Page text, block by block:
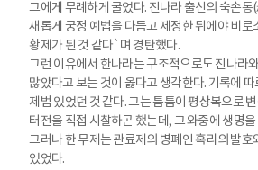
그에게 무례하게 굴었다. 진나라 출신의 숙손
새롭게 궁정 예법을 다듬고 제정한 뒤에야 비
황제가 된 것 같다`며 경탄했다.
그런 이유에서 한나라는 구조적으로도 진나라
많았다고 보는 것이 옳다고 생각한다. 기록에
제법 있었던 것 같다. 그는 틈틈이 평상복으로
터전을 직접 시찰하곤 했는데, 그 와중에 생명
그러나 한 무제는 관료제의 병폐인 혹리의 발호
있었다.